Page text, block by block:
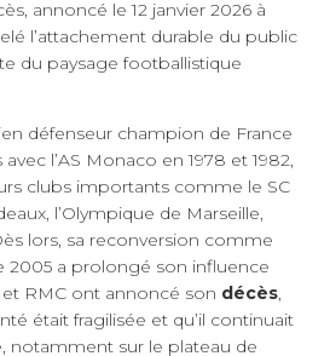
annoncé le 12 janvier 2026 à
l’attachement durable du public
du paysage footballistique
défenseur champion de France
avec l’AS Monaco en 1978 et 1982,
clubs importants comme le SC
l’Olympique de Marseille,
lors, sa reconversion comme
2005 a prolongé son influence
RMC ont annoncé son décès,
était fragilisée et qu’il continuait
notamment sur le plateau de